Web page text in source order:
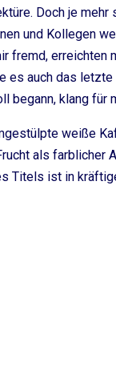
Doch je
und Kollegen
fremd, erreichten
auch das
klang für
weiße
als farblicher
Titels ist in